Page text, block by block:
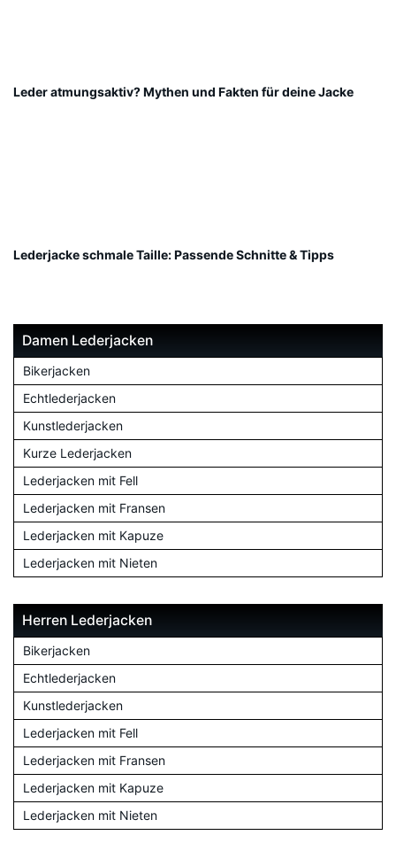
Leder atmungsaktiv? Mythen und Fakten für deine Jacke
Lederjacke schmale Taille: Passende Schnitte & Tipps
Damen Lederjacken
Bikerjacken
Echtlederjacken
Kunstlederjacken
Kurze Lederjacken
Lederjacken mit Fell
Lederjacken mit Fransen
Lederjacken mit Kapuze
Lederjacken mit Nieten
Herren Lederjacken
Bikerjacken
Echtlederjacken
Kunstlederjacken
Lederjacken mit Fell
Lederjacken mit Fransen
Lederjacken mit Kapuze
Lederjacken mit Nieten